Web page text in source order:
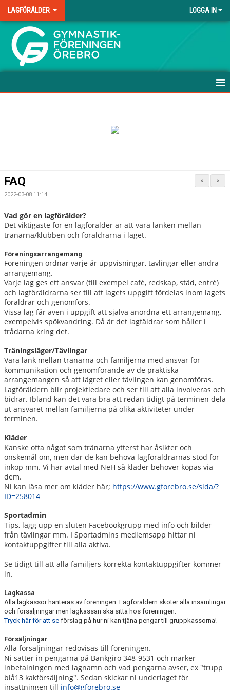
LAGFÖRÄLDER LOGGA IN
.
BILDGALLERI
KONTAKT
>
<
FAQ
2022-03-08 11:14
Vad gör en lagförälder?
Det viktigaste för en lagförälder är att vara länken mellan
tränarna/klubben och föräldrarna i laget.
Föreningsarrangemang
Föreningen ordnar varje år uppvisningar, tävlingar eller andra
arrangemang.
Varje lag ges ett ansvar (till exempel café, redskap, städ, entré)
och lagföräldrarna ser till att lagets uppgift fördelas inom lagets
föräldrar och genomförs.
Vissa lag får även i uppgift att själva anordna ett arrangemang,
exempelvis spökvandring. Då är det lagfäldrar som håller i
trådarna kring det.
Träningsläger/Tävlingar
Vara länk mellan tränarna och familjerna med ansvar för
kommunikation och genomförande av de praktiska
arrangemangen så att lägret eller tävlingen kan genomföras.
Lagföräldern blir projektledare och ser till att alla involveras och
bidrar. Ibland kan det vara bra att redan tidigt på terminen dela
ut ansvaret mellan familjerna på olika aktiviteter under
terminen.
Kläder
Kanske ofta något som tränarna ytterst har åsikter och
önskemål om, men där de kan behöva lagföräldrarnas stöd för
inköp mm. Vi har avtal med NeH så kläder behöver köpas via
dem.
Ni kan läsa mer om kläder här; https://www.gforebro.se/sida/?
ID=258014
Sportadmin
Tips, lägg upp en sluten Facebookgrupp med info och bilder
från tävlingar mm. I Sportadmins medlemsapp hittar ni
kontaktuppgifter till alla aktiva.
Se tidigt till att alla familjers korrekta kontaktuppgifter kommer
in.
Lagkassa
Alla lagkassor hanteras av föreningen. Lagföräldern sköter alla insamlingar
och försäljningar men lagkassan ska sitta hos föreningen.
Tryck här för att se förslag på hur ni kan tjäna pengar till gruppkassorna!
Försäljningar
Alla försäljningar redovisas till föreningen.
Ni sätter in pengarna på Bankgiro 348-9531 och märker
inbetalningen med lagnamn och vad pengarna avser, ex "trupp
blå13 kakförsäljning". Sedan skickar ni underlaget för
insättningen till info@gforebro.se